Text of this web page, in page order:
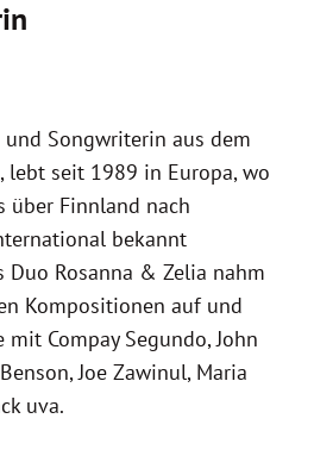
Songwriterin aus dem
lebt seit 1989 in Europa, wo
über Finnland nach
bekannt
Duo Rosanna & Zelia nahm
Kompositionen auf und
Compay Segundo, John
Joe Zawinul, Maria
uva.